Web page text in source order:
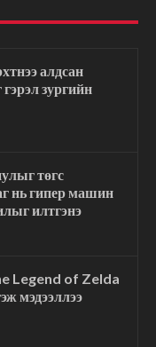
алдсан
зургийн
төгс
нь гипер машин
илтгэнэ
Legend of Zelda
мэдээллээ